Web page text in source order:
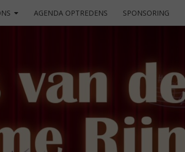
AGENDA OPTREDENS SPONSORING
Zingen
Maakt
Je Blij